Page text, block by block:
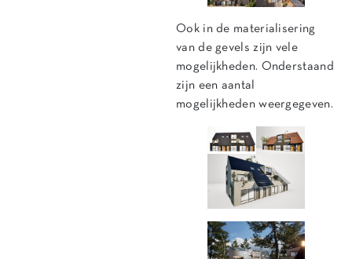
Ook in de materialisering
van de gevels zijn vele
mogelijkheden. Onderstaand
zijn een aantal
mogelijkheden weergegeven.